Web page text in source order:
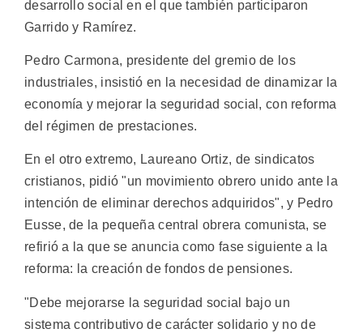
desarrollo social en el que también participaron
Garrido y Ramírez.
Pedro Carmona, presidente del gremio de los
industriales, insistió en la necesidad de dinamizar la
economía y mejorar la seguridad social, con reforma
del régimen de prestaciones.
En el otro extremo, Laureano Ortiz, de sindicatos
cristianos, pidió "un movimiento obrero unido ante la
intención de eliminar derechos adquiridos", y Pedro
Eusse, de la pequeña central obrera comunista, se
refirió a la que se anuncia como fase siguiente a la
reforma: la creación de fondos de pensiones.
"Debe mejorarse la seguridad social bajo un
sistema contributivo de carácter solidario y no de